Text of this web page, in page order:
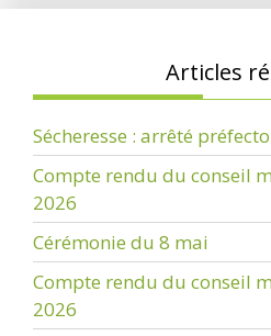
Articles
Sécheresse : arrêté
Compte rendu du conseil
2026
Cérémonie du 8 mai
Compte rendu du conseil
2026